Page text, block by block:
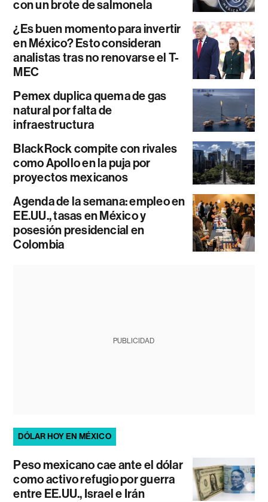
con un brote de salmonela
¿Es buen momento para invertir
en México? Esto consideran
analistas tras no renovarse el T-
MEC
Pemex duplica quema de gas
natural por falta de
infraestructura
BlackRock compite con rivales
como Apollo en la puja por
proyectos mexicanos
Agenda de la semana: empleo en
EE.UU., tasas en México y
posesión presidencial en
Colombia
PUBLICIDAD
DÓLAR HOY EN MÉXICO
Peso mexicano cae ante el dólar
como activo refugio por guerra
entre EE.UU., Israel e Irán